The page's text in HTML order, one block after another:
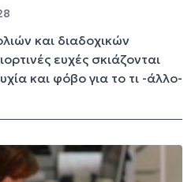
και διαδοχικών
ευχές σκιάζονται
και φόβο για το τι -άλλο-